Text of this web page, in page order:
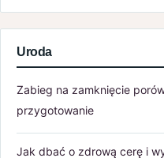
Uroda
Zabieg na zamknięcie
przygotowanie
Jak dbać o zdrową cerę i